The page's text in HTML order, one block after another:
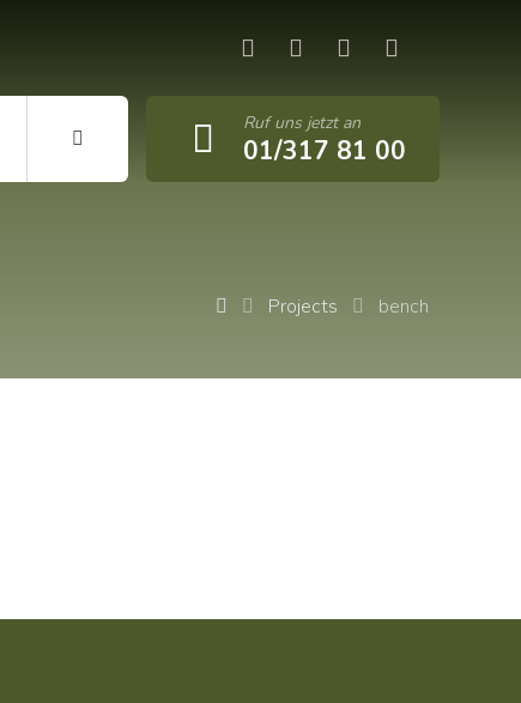
Ruf uns jetzt an
01/317 81 00
Projects bench